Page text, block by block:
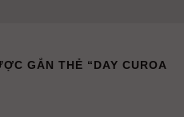
GẮN THẺ “DAY CUROA